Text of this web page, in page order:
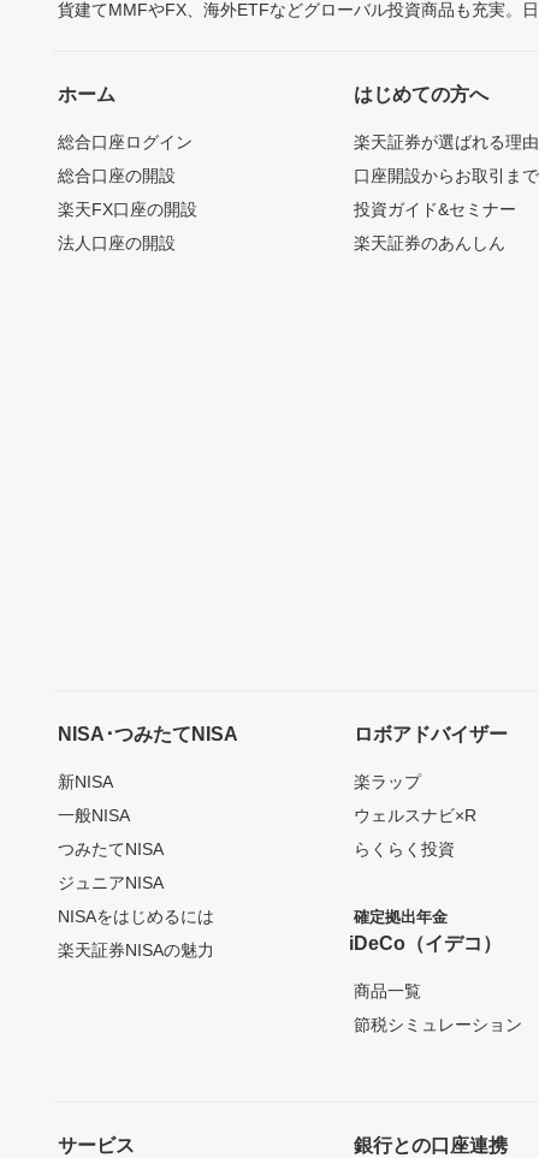
貨建てMMFやFX、海外ETFなどグローバル投資商品も充実。
ホーム
総合口座ログイン
総合口座の開設
楽天FX口座の開設
法人口座の開設
はじめての方へ
楽天証券が選ばれる理由
口座開設からお取引ま
投資ガイド&セミナー
楽天証券のあんしん
NISA･つみたてNISA
新NISA
一般NISA
つみたてNISA
ジュニアNISA
NISAをはじめるには
楽天証券NISAの魅力
ロボアドバイザー
楽ラップ
ウェルスナビ×R
らくらく投資
確定拠出年金
iDeCo（イデコ）
商品一覧
節税シミュレーション
サービス 銀行との口座連携